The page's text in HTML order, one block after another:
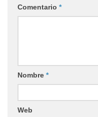
Comentario *
Nombre *
Web